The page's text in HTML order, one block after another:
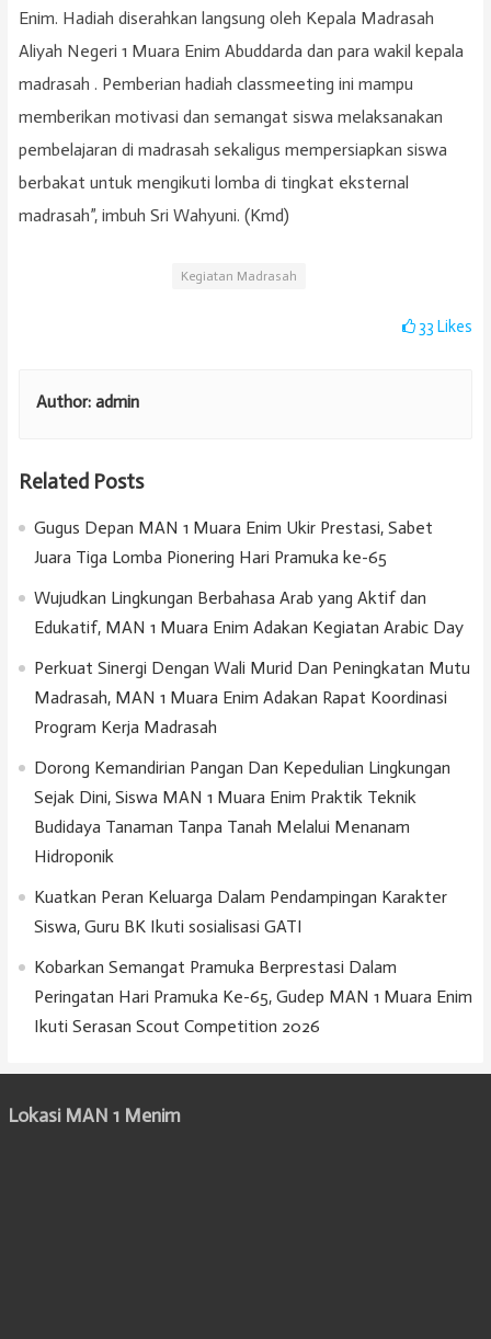
Enim. Hadiah diserahkan langsung oleh Kepala Madrasah
Aliyah Negeri 1 Muara Enim Abuddarda dan para wakil kepala
madrasah . Pemberian hadiah classmeeting ini mampu
memberikan motivasi dan semangat siswa melaksanakan
pembelajaran di madrasah sekaligus mempersiapkan siswa
berbakat untuk mengikuti lomba di tingkat eksternal
madrasah”, imbuh Sri Wahyuni. (Kmd)
Kegiatan Madrasah
33Likes
Author: admin
Related Posts
Gugus Depan MAN 1 Muara Enim Ukir Prestasi, Sabet
Juara Tiga Lomba Pionering Hari Pramuka ke-65
Wujudkan Lingkungan Berbahasa Arab yang Aktif dan
Edukatif, MAN 1 Muara Enim Adakan Kegiatan Arabic Day
Perkuat Sinergi Dengan Wali Murid Dan Peningkatan Mutu
Madrasah, MAN 1 Muara Enim Adakan Rapat Koordinasi
Program Kerja Madrasah
Dorong Kemandirian Pangan Dan Kepedulian Lingkungan
Sejak Dini, Siswa MAN 1 Muara Enim Praktik Teknik
Budidaya Tanaman Tanpa Tanah Melalui Menanam
Hidroponik
Kuatkan Peran Keluarga Dalam Pendampingan Karakter
Siswa, Guru BK Ikuti sosialisasi GATI
Kobarkan Semangat Pramuka Berprestasi Dalam
Peringatan Hari Pramuka Ke-65, Gudep MAN 1 Muara Enim
Ikuti Serasan Scout Competition 2026
Lokasi MAN 1 Menim